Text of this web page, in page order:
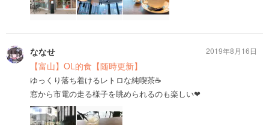
ななせ
【富山】OL的食【随時更新】
ゆっくり落ち着けるレトロな純喫茶☕️
窓から市電の走る様子を眺められるのも楽しい❤︎
2019年8月16日